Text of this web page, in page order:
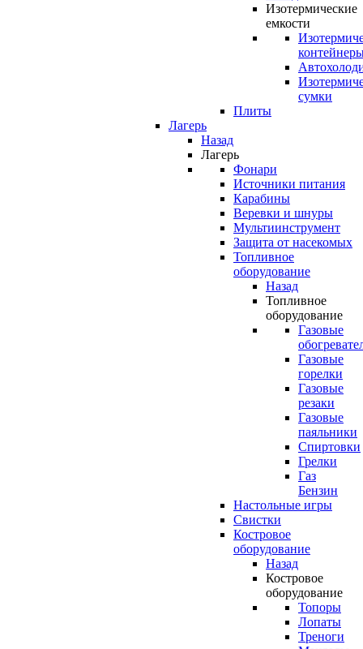
Изотермические
емкости
сумки
Плиты
Лагерь
Назад
Лагерь
Фонари
Источники питания
Карабины
Веревки и шнуры
Мультиинструмент
Защита от насекомых
Топливное
оборудование
Назад
Топливное
оборудование
Газовые
Газовые
горелки
Газовые
резаки
Газовые
паяльники
Спиртовки
Грелки
Газ
Бензин
Настольные игры
Свистки
Костровое
оборудование
Назад
Костровое
оборудование
Топоры
Лопаты
Треноги